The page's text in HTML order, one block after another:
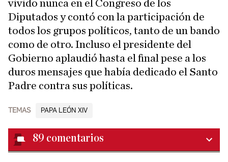
vivido nunca en el Congreso de los
Diputados y contó con la participación de
todos los grupos políticos, tanto de un bando
como de otro. Incluso el presidente del
Gobierno aplaudió hasta el final pese a los
duros mensajes que había dedicado el Santo
Padre contra sus políticas.
TEMAS PAPA LEÓN XIV
89 comentarios